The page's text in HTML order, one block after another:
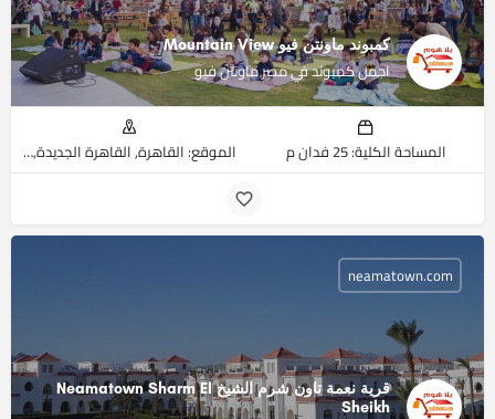
كمبوند ماونتن فيو Mountain View
اجمل كمبوند في مصر ماونتن فيو
المساحة الكلية: 25 فدان م الموقع: القاهرة, القاهرة الجديدة, التجمع الخامس
قرية نعمة تاون شرم الشيخ Neamatown Sharm El
Sheikh
neamatown.com